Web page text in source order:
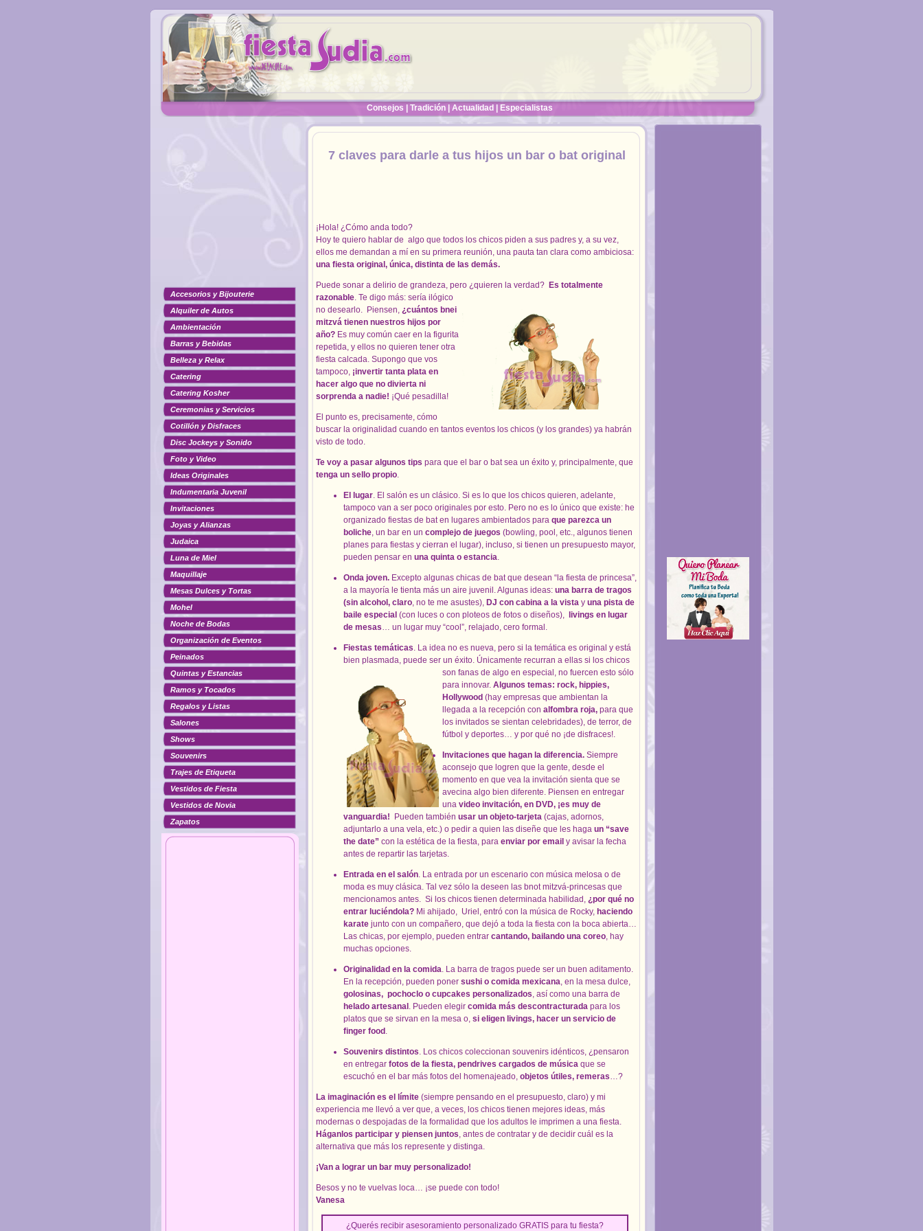
Consejos Tradición| Actualidad Especialistas
Accesorios y Bijouterie
Alquiler de Autos
Ambientación
Barras y Bebidas
Belleza y Relax
Catering
Catering Kosher
Ceremonias y Servicios
Cotillón y Disfraces
Disc Jockeys y Sonido
Foto y Video
Ideas Originales
Indumentaria Juvenil
Invitaciones
Joyas y Alianzas
Judaica
Luna de Miel
Maquillaje
Mesas Dulces y Tortas
Mohel
Noche de Bodas
Organización de Eventos
Peinados
Quintas y Estancias
Ramos y Tocados
Regalos y Listas
Salones
Shows
Souvenirs
Trajes de Etiqueta
Vestidos de Fiesta
Vestidos de Novia
Zapatos
7 claves para darle a tus hijos un bar o bat original
¡Hola! ¿Cómo anda todo?
Hoy te quiero hablar de algo que todos los chicos piden a sus padres y, a su vez,
ellos me demandan a mí en su primera reunión, una pauta tan clara como ambiciosa:
una fiesta original, única, distinta de las demás.
Puede sonar a delirio de grandeza, pero ¿quieren la verdad? Es totalmente
razonable. Te digo más: sería ilógico
no desearlo. Piensen, ¿cuántos bnei
mitzvá tienen nuestros hijos por
año? Es muy común caer en la figurita
repetida, y ellos no quieren tener otra
fiesta calcada. Supongo que vos
tampoco, ¡invertir tanta plata en
hacer algo que no divierta ni
sorprenda a nadie! ¡Qué pesadilla!
El punto es, precisamente, cómo
buscar la originalidad cuando en tantos eventos los chicos (y los grandes) ya habrán
visto de todo.
Te voy a pasar algunos tips para que el bar o bat sea un éxito y, principalmente, que
tenga un sello propio.
El lugar. El salón es un clásico. Si es lo que los chicos quieren, adelante,
tampoco van a ser poco originales por esto. Pero no es lo único que existe: he
organizado fiestas de bat en lugares ambientados para que parezca un
boliche, un bar en un complejo de juegos (bowling, pool, etc., algunos tienen
planes para fiestas y cierran el lugar), incluso, si tienen un presupuesto mayor,
pueden pensar en una quinta o estancia.
Onda joven. Excepto algunas chicas de bat que desean “la fiesta de princesa”,
a la mayoría le tienta más un aire juvenil. Algunas ideas: una barra de tragos
(sin alcohol, claro, no te me asustes), DJ con cabina a la vista y una pista de
baile especial (con luces o con ploteos de fotos o diseños),
livings en lugar
de mesas… un lugar muy “cool”, relajado, cero formal.
Fiestas temáticas. La idea no es nueva, pero si la temática es original y está
bien plasmada, puede ser un éxito. Únicamente recurran a ellas si los chicos
son fanas de algo en especial, no fuercen esto sólo
para innovar. Algunos temas: rock, hippies,
Hollywood (hay empresas que ambientan la
llegada a la recepción con alfombra roja, para que
los invitados se sientan celebridades), de terror, de
fútbol y deportes… y por qué no ¡de disfraces!.
Invitaciones que hagan la diferencia. Siempre
aconsejo que logren que la gente, desde el
momento en que vea la invitación sienta que se
avecina algo bien diferente. Piensen en entregar
una video invitación, en DVD, ¡es muy de
vanguardia! Pueden también usar un objeto-tarjeta (cajas, adornos,
adjuntarlo a una vela, etc.) o pedir a quien las diseñe que les haga un “save
the date” con la estética de la fiesta, para enviar por email y avisar la fecha
antes de repartir las tarjetas.
Entrada en el salón. La entrada por un escenario con música melosa o de
moda es muy clásica. Tal vez sólo la deseen las bnot mitzvá-princesas que
mencionamos antes. Si los chicos tienen determinada habilidad, ¿por qué no
entrar luciéndola? Mi ahijado, Uriel, entró con la música de Rocky, haciendo
karate junto con un compañero, que dejó a toda la fiesta con la boca abierta…
Las chicas, por ejemplo, pueden entrar cantando, bailando una coreo, hay
muchas opciones.
Originalidad en la comida. La barra de tragos puede ser un buen aditamento.
En la recepción, pueden poner sushi o comida mexicana, en la mesa dulce,
golosinas, pochoclo o cupcakes personalizados, así como una barra de
helado artesanal . Pueden elegir comida más descontracturada para los
platos que se sirvan en la mesa o, si eligen livings, hacer un servicio de
finger food .
Souvenirs distintos. Los chicos coleccionan souvenirs idénticos, ¿pensaron
en entregar fotos de la fiesta, pendrives cargados de música que se
escuchó en el bar más fotos del homenajeado, objetos útiles, remeras…?
La imaginación es el límite (siempre pensando en el presupuesto, claro) y mi
experiencia me llevó a ver que, a veces, los chicos tienen mejores ideas, más
modernas o despojadas de la formalidad que los adultos le imprimen a una fiesta.
Háganlos participar y piensen juntos, antes de contratar y de decidir cuál es la
alternativa que más los represente y distinga.
¡Van a lograr un bar muy personalizado!
Besos y no te vuelvas loca… ¡se puede con todo!
Vanesa
¿Querés recibir asesoramiento personalizado GRATIS para tu fiesta?